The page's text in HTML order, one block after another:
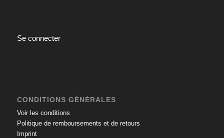
Se connecter
CONDITIONS GÉNÉRALES
Voir les conditions
Politique de remboursements et de retours
Imprint